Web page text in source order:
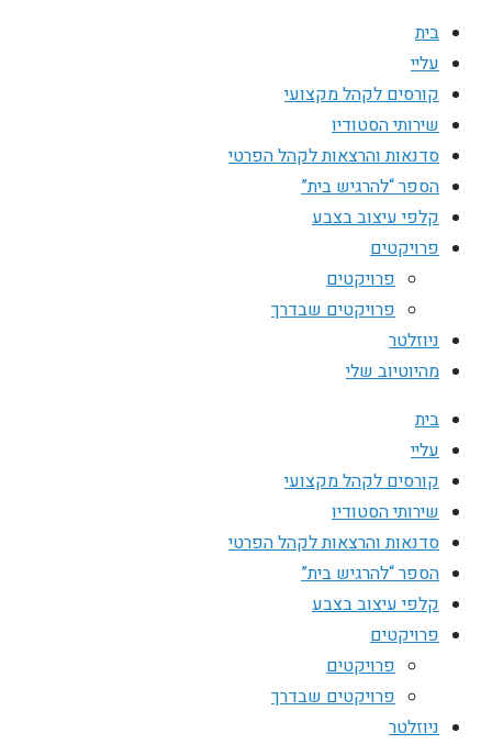
בית
עליי
קורסים לקהל מקצועי
שירותי הסטודיו
סדנאות והרצאות לקהל הפרטי
הספר “להרגיש בית”
קלפי עיצוב בצבע
פרויקטים
פרויקטים
פרויקטים שבדרך
ניוזלטר
מהיוטיוב שלי
בית
עליי
קורסים לקהל מקצועי
שירותי הסטודיו
סדנאות והרצאות לקהל הפרטי
הספר “להרגיש בית”
קלפי עיצוב בצבע
פרויקטים
פרויקטים
פרויקטים שבדרך
ניוזלטר